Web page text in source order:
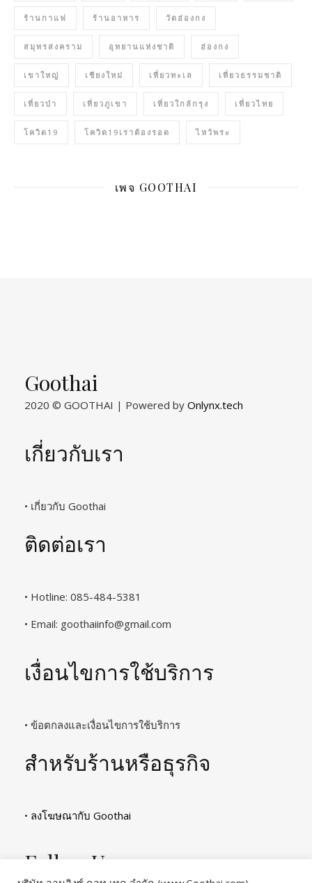
ร้านกาแฟ ร้านอาหาร วัดฮ่องกง
สมุทรสงคราม อุทยานแห่งชาติ ฮ่องกง
เขาใหญ่ เชียงใหม่ เที่ยวทะเล เที่ยวธรรมชาติ
เที่ยวป่า เที่ยวภูเขา เที่ยวใกล้กรุง เที่ยวไทย
โควิด19 โควิด19เราต้องรอด ไหว้พระ
เพจ GOOTHAI
Goothai
2020 © GOOTHAI | Powered by Onlynx.tech
เกี่ยวกับเรา
• เกี่ยวกับ Goothai
ติดต่อเรา
• Hotline: 085-484-5381
• Email: goothaiinfo@gmail.com
เงื่อนไขการใช้บริการ
• ข้อตกลงและเงื่อนไขการใช้บริการ
สำหรับร้านหรือธุรกิจ
• ลงโฆษณากับ Goothai
Follow Us